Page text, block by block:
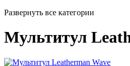
Развернуть все категории
Мультитул